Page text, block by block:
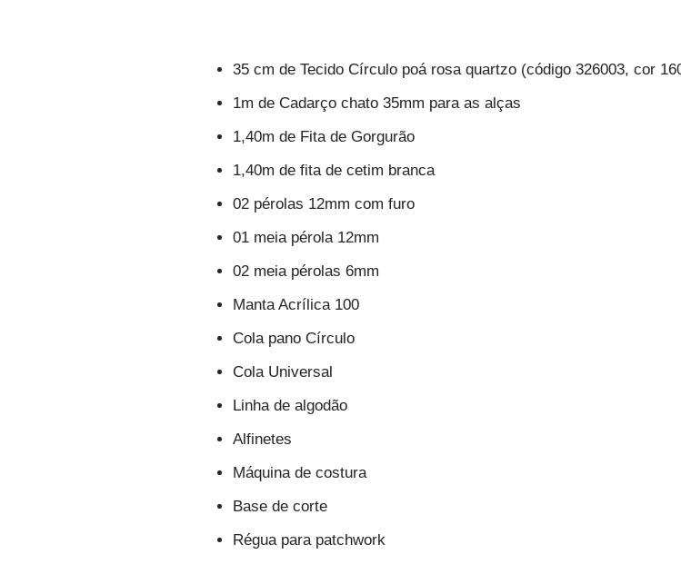
35 cm de Tecido Círculo poá rosa quartzo (código 326003, cor
1m de Cadarço chato 35mm para as alças
1,40m de Fita de Gorgurão
1,40m de fita de cetim branca
02 pérolas 12mm com furo
01 meia pérola 12mm
02 meia pérolas 6mm
Manta Acrílica 100
Cola pano Círculo
Cola Universal
Linha de algodão
Alfinetes
Máquina de costura
Base de corte
Régua para patchwork